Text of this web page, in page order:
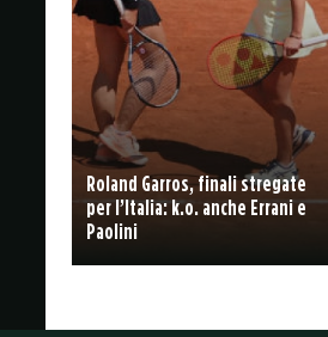
Roland Garros, finali stregate
per l’Italia: k.o. anche Errani e
Paolini